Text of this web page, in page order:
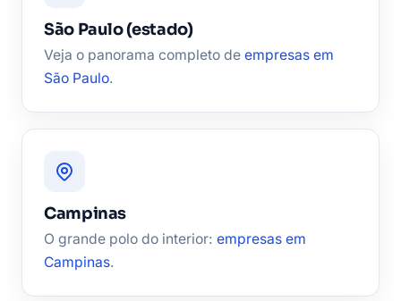
São Paulo (estado)
Veja o panorama completo de empresas em
São Paulo.
Campinas
O grande polo do interior: empresas em
Campinas.